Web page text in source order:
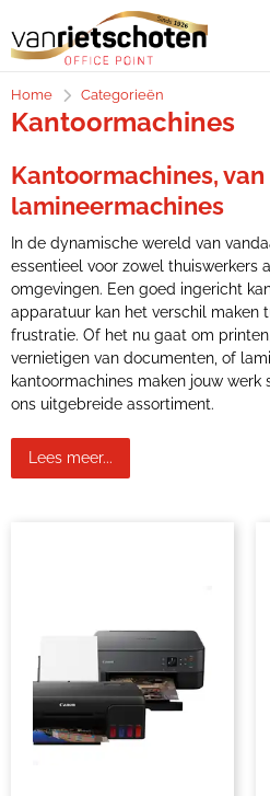
Home Categorieën
Kantoormachines
Kantoormachines,
lamineermachines
In de dynamische wereld van
essentieel voor zowel thuiswerkers
omgevingen. Een goed ingericht
apparatuur kan het verschil maken
frustratie. Of het nu gaat om
vernietigen van documenten, of
kantoormachines maken jouw werk
ons uitgebreide assortiment.
Lees meer...